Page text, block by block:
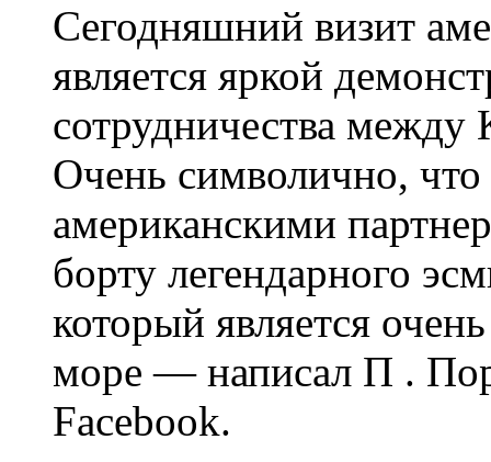
Сегодняшний визит
является яркой
сотрудничества
Очень символично, что
американскими
борту легендарного
который является
море — написал П .
Facebook.